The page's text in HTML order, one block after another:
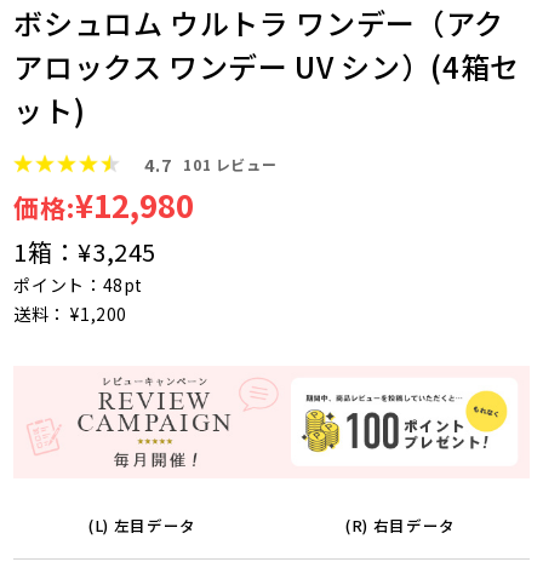
ボシュロム ウルトラ ワンデー（アク
アロックス ワンデー UV シン）(4箱セ
ット)
4.7 101 レビュー
価格:¥12,980
1箱：¥3,245
ポイント：48pt
送料： ¥1,200
(L) 左目データ (R) 右目データ